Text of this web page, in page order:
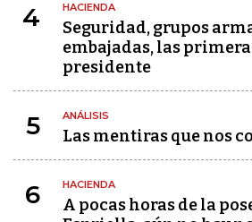
4 HACIENDA
Seguridad, grupos
embajadas, las
presidente
5 ANÁLISIS
Las mentiras que nos
6 HACIENDA
A pocas horas de la